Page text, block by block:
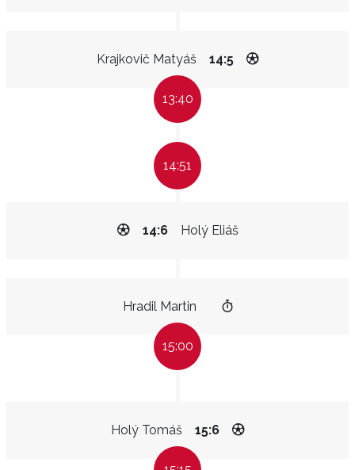
Krajkovič Matyáš 14:5
13:40
14:51
Holý Eliáš
14:6
Hradil Martin
15:00
Holý Tomáš 15:6